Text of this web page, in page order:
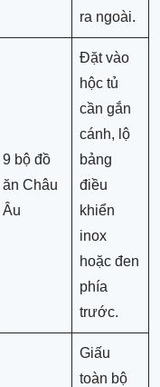
ra ngoài.
9 bộ đồ
ăn Châu
Âu
Đặt vào
hộc tủ
cần gắn
cánh, lộ
bảng
điều
khiển
inox
hoặc đen
phía
trước.
Giấu
toàn bộ